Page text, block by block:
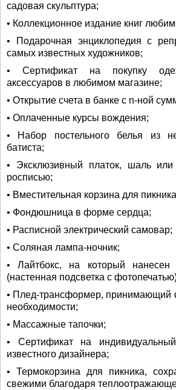
садовая скульптура;
• Коллекционное издание книг
• Подарочная энциклопедия с
самых известных художников;
• Сертификат на покупку
аксессуаров в любимом магазине;
• Открытие счета в банке с n-ной
• Оплаченные курсы вождения;
• Набор постельного белья из
батиста;
• Эксклюзивный платок, шаль
росписью;
• Вместительная корзина для
• Фондюшница в форме сердца;
• Расписной электрический самовар;
• Соляная лампа-ночник;
• Лайтбокс, на который
(настенная подсветка с
• Плед-трансформер, принимающий
необходимости;
• Массажные тапочки;
• Сертификат на
известного дизайнера;
• Термокорзина для пикника,
свежими благодаря